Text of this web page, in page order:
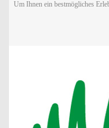
Um Ihnen ein bestmögliches